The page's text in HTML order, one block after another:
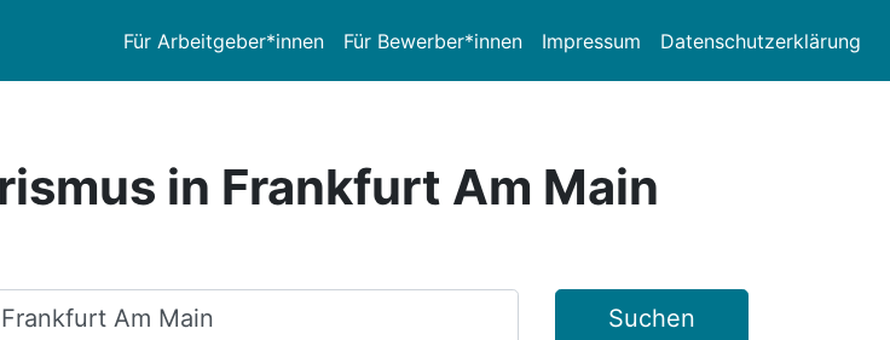
Für Arbeitgeber*innen Für Bewerber*innen Impressum Datenschutzerklärung
in Frankfurt Am Main
Stadt Suchen